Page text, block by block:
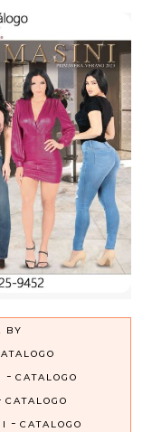
BY
- CATALOGO
CATALOGO
- CATALOGO